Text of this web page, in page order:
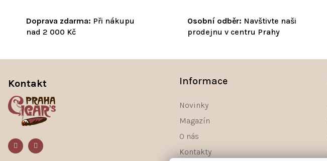
Doprava zdarma: Při nákupu
nad 2 000 Kč
Osobní odběr: Navštivte naši
prodejnu v centru Prahy
Informace
Novinky
Magazín
O nás
Kontakty
Kontakt